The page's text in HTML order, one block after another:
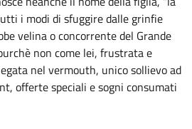
i modi di sfuggire dalle grinfie
velina o concorrente del Grande
non come lei, frustrata e
nel vermouth, unico sollievo ad
offerte speciali e sogni consumati